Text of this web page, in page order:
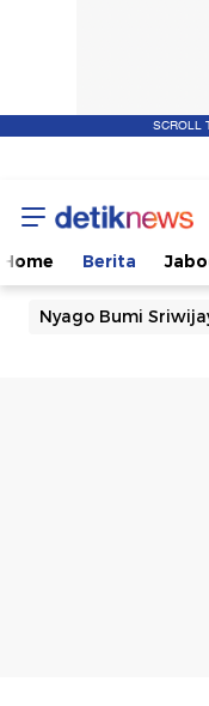
SCROLL
Home Berita
Nyago Bumi